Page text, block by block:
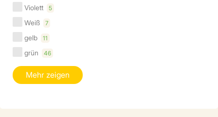
Violett 5
Weiß 7
gelb 11
grün 46
Mehr zeigen